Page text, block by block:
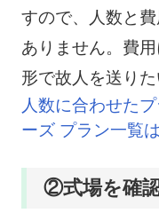
すので、人数と
ありません。費
形で故人を送りた
人数に合わせた
ーズ プラン一覧
②式場を確